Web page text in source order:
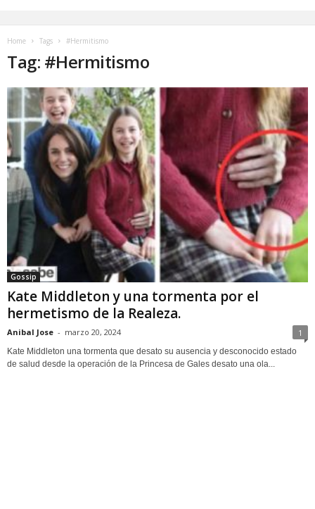
Home Tags #Hermitismo
Tag: #Hermitismo
Gossip
Kate Middleton y una tormenta por el
hermetismo de la Realeza.
Anibal Jose - marzo 20, 2024 1
Kate Middleton una tormenta que desato su ausencia y desconocido estado
de salud desde la operación de la Princesa de Gales desato una ola...